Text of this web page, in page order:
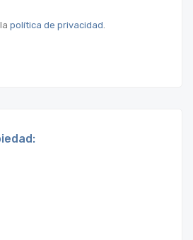
política de privacidad.